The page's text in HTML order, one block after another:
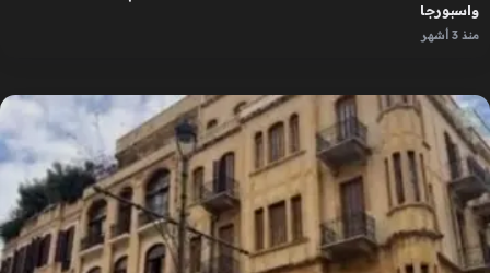
واسبورجا
منذ 3 أشهر